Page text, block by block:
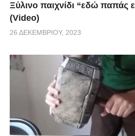
Ξύλινο παιχνίδι “εδώ παπάς
(Video)
26 ΔΕΚΕΜΒΡΊΟΥ, 2023